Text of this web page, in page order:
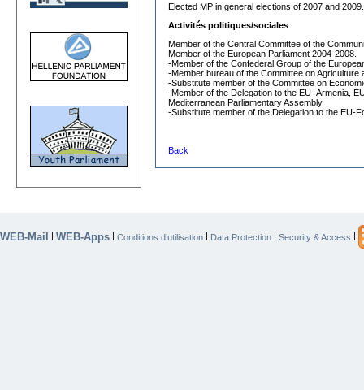
Elected MP in general elections of 2007 and 2009.
Activités politiques/sociales
Member of the Central Committee of the
Member of the European Parliament 2004-2008.
-Member of the Confederal Group of the
-Member bureau of the Committee on Agriculture
-Substitute member of the Committee on
-Member of the Delegation to the EU- Armenia,
Mediterranean Parliamentary Assembly
-Substitute member of the Delegation to the EU-
Back
WEB-Mail WEB-Apps Conditions d’utilisation Data Protection Security & Access